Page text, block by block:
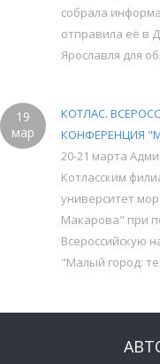
собрала
отправила её в
Ярославля для
19
мар
КОТЛАС.
КОНФЕРЕНЦИЯ
20-21 марта
Котласским
университет
Макарова" при
Всероссийскую
"Малый город: